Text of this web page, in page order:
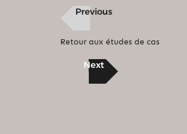
Previous
Retour aux études de cas
Next